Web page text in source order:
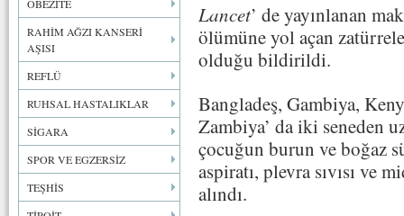
OBEZİTE
RAHİM AĞZI KANSERİ
AŞISI
REFLÜ
RUHSAL HASTALIKLAR
SİGARA
SPOR VE EGZERSİZ
TEŞHİS
Lancet’ de yayınlanan
ölümüne yol açan
olduğu bildirildi.
Bangladeş, Gambiya,
Zambiya’ da iki seneden
çocuğun burun ve boğaz
aspiratı, plevra sıvısı ve
alındı.